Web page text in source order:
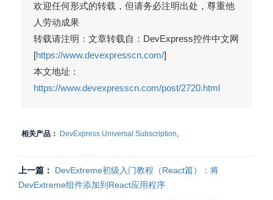
欢迎任何形式的转载，但请务必注明出处，尊重他
人劳动成果
转载请注明：文章转载自：DevExpress控件中文网
[https://www.devexpresscn.com/]
本文地址：
https://www.devexpresscn.com/post/2720.html
相关产品： DevExpress Universal Subscription,
上一篇：
DevExtreme初级入门教程（React篇）：将
DevExtreme组件添加到React应用程序